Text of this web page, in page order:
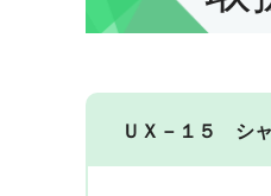
ＵＸ－１５ シ